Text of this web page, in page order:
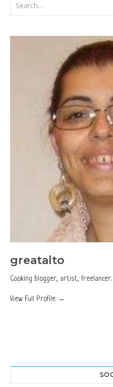
greatalto
Cooking blogger, artist, freelancer.
View Full Profile →